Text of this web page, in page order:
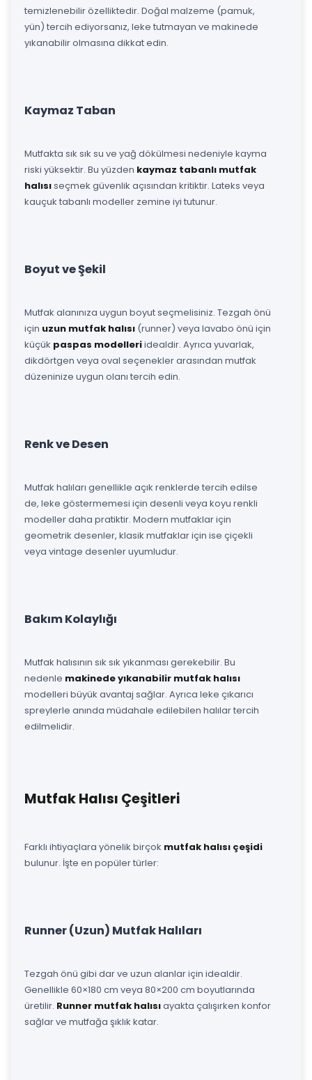
temizlenebilir özelliktedir. Doğal malzeme (pamuk,
yün) tercih ediyorsanız, leke tutmayan ve makinede
yıkanabilir olmasına dikkat edin.
Kaymaz Taban
Mutfakta sık sık su ve yağ dökülmesi nedeniyle kayma
riski yüksektir. Bu yüzden kaymaz tabanlı mutfak
halısıseçmek güvenlik açısından kritiktir. Lateks veya
kauçuk tabanlı modeller zemine iyi tutunur.
Boyut ve Şekil
Mutfak alanınıza uygun boyut seçmelisiniz. Tezgah önü
için uzun mutfak halısı (runner) veya lavabo önü için
küçük paspas modelleriidealdir. Ayrıca yuvarlak,
dikdörtgen veya oval seçenekler arasından mutfak
düzeninize uygun olanı tercih edin.
Renk ve Desen
Mutfak halıları genellikle açık renklerde tercih edilse
de, leke göstermemesi için desenli veya koyu renkli
modeller daha pratiktir. Modern mutfaklar için
geometrik desenler, klasik mutfaklar için ise çiçekli
veya vintage desenler uyumludur.
Bakım Kolaylığı
Mutfak halısının sık sık yıkanması gerekebilir. Bu
nedenle makinede yıkanabilir mutfak halısı
modelleri büyük avantaj sağlar. Ayrıca leke çıkarıcı
spreylerle anında müdahale edilebilen halılar tercih
edilmelidir.
Mutfak Halısı Çeşitleri
Farklı ihtiyaçlara yönelik birçok mutfak halısı çeşidi
bulunur. İşte en popüler türler:
Runner (Uzun) Mutfak Halıları
Tezgah önü gibi dar ve uzun alanlar için idealdir.
Genellikle 60×180 cm veya 80×200 cm boyutlarında
üretilir. Runner mutfak halısıayakta çalışırken konfor
sağlar ve mutfağa şıklık katar.